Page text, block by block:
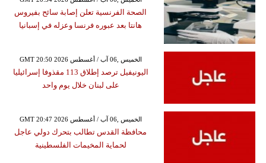
الصحة الفرنسية تعلن إصابة سائح بفيروس
هانتا بعد عبوره فرنسا وعزله في إسبانيا
GMT 20:50 2026 الخميس ,06 آب / أغسطس
اليونيفيل ترصد إطلاق 113 مقذوفا إسرائيليا
على لبنان خلال يوم واحد
GMT 20:47 2026 الخميس ,06 آب / أغسطس
محافظة القدس تطالب بتحرك دولي عاجل
لحماية المخيمات الفلسطينية